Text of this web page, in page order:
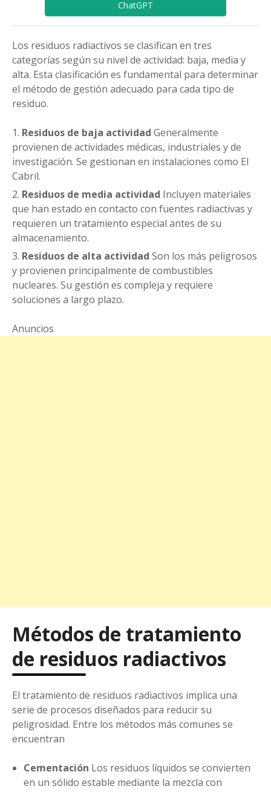
ChatGPT
Los residuos radiactivos se clasifican en tres
categorías según su nivel de actividad: baja, media y
alta. Esta clasificación es fundamental para determinar
el método de gestión adecuado para cada tipo de
residuo.
Residuos de baja actividad Generalmente
provienen de actividades médicas, industriales y de
investigación. Se gestionan en instalaciones como El
Cabril.
Residuos de media actividad Incluyen materiales
que han estado en contacto con fuentes radiactivas y
requieren un tratamiento especial antes de su
almacenamiento.
Residuos de alta actividad Son los más peligrosos
y provienen principalmente de combustibles
nucleares. Su gestión es compleja y requiere
soluciones a largo plazo.
Anuncios
Métodos de tratamiento
de residuos radiactivos
El tratamiento de residuos radiactivos implica una
serie de procesos diseñados para reducir su
peligrosidad. Entre los métodos más comunes se
encuentran
Cementación Los residuos líquidos se convierten
en un sólido estable mediante la mezcla con